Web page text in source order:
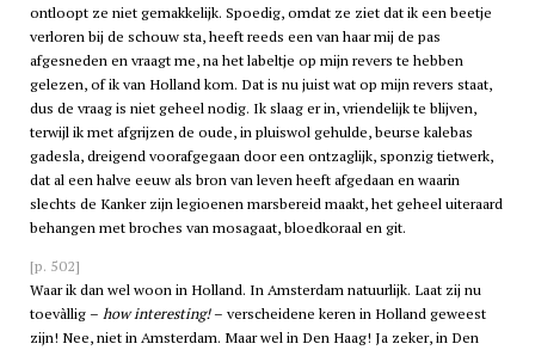
ontloopt ze niet gemakkelijk. Spoedig, omdat ze ziet dat ik een beetje
verloren bij de schouw sta, heeft reeds een van haar mij de pas
afgesneden en vraagt me, na het labeltje op mijn revers te hebben
gelezen, of ik van Holland kom. Dat is nu juist wat op mijn revers staat,
dus de vraag is niet geheel nodig. Ik slaag er in, vriendelijk te blijven,
terwijl ik met afgrijzen de oude, in pluiswol gehulde, beurse kalebas
gadesla, dreigend voorafgegaan door een ontzaglijk, sponzig tietwerk,
dat al een halve eeuw als bron van leven heeft afgedaan en waarin
slechts de Kanker zijn legioenen marsbereid maakt, het geheel uiteraard
behangen met broches van mosagaat, bloedkoraal en git.
[p. 502]
Waar ik dan wel woon in Holland. In Amsterdam natuurlijk. Laat zij nu
toevàllig – how interesting!– verscheidene keren in Holland geweest
zijn! Nee, niet in Amsterdam. Maar wel in Den Haag! Ja zeker, in Den